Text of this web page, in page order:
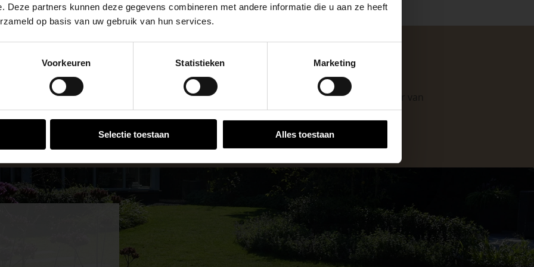
Deze partners kunnen deze gegevens combineren met andere informatie die u aan ze heeft
op basis van uw gebruik van hun services.
Voorkeuren Statistieken Marketing
Selectie toestaan Alles toestaan
zakelijke klanten op zoek naar tuin- en infraproducten. Als professionele leverancier van
producten van topkwaliteit. Lees meer over dezakelijke mogelijkheden.
en inspirerende showtuinen helpen we je graag bij iedere stap van jouw